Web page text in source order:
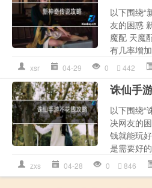
以下围绕“
友的困惑
魔配 天魔
有几率增
xsr 04-29 0 442
诛仙手
以下围绕“
决网友的
钱就能玩
是需要好
zxs 04-28 0 846